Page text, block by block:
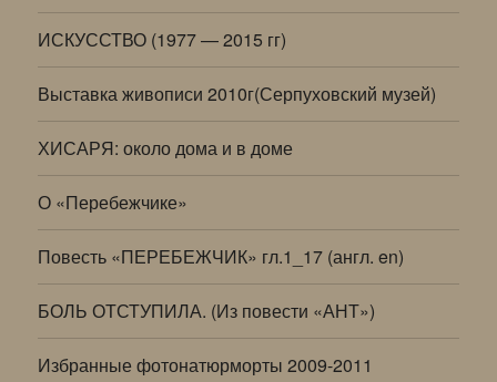
ИСКУССТВО (1977 — 2015 гг)
Выставка живописи 2010г(Серпуховский музей)
ХИСАРЯ: около дома и в доме
О «Перебежчике»
Повесть «ПЕРЕБЕЖЧИК» гл.1_17 (англ. en)
БОЛЬ ОТСТУПИЛА. (Из повести «АНТ»)
Избранные фотонатюрморты 2009-2011